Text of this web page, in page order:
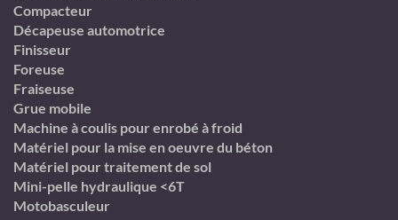
Compacteur
Décapeuse automotrice
Finisseur
Foreuse
Fraiseuse
Grue mobile
Machine à coulis pour enrobé à froid
Matériel pour la mise en oeuvre du béton
Matériel pour traitement de sol
Mini-pelle hydraulique <6T
Motobasculeur